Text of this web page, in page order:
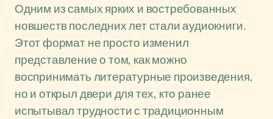
Одним из самых ярких и востребованных
новшеств последних лет стали аудиокниги.
Этот формат не просто изменил
представление о том, как можно
воспринимать литературные произведения,
но и открыл двери для тех, кто ранее
испытывал трудности с традиционным